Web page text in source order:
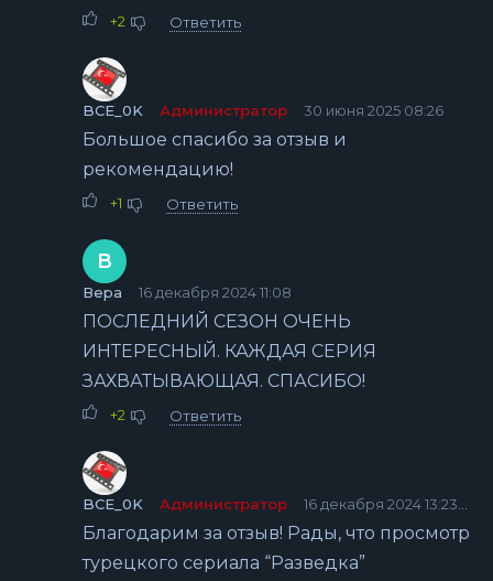
+2 Ответить
BCE_0K Администратор 30 июня 2025 08:26
Большое спасибо за отзыв и
рекомендацию!
+1 Ответить
В
Вера 16 декабря 2024 11:08
ПОСЛЕДНИЙ СЕЗОН ОЧЕНЬ
ИНТЕРЕСНЫЙ. КАЖДАЯ СЕРИЯ
ЗАХВАТЫВАЮЩАЯ. СПАСИБО!
+2 Ответить
BCE_0K Администратор 16 декабря 2024 13:23
Благодарим за отзыв! Рады, что просмотр
турецкого сериала “Разведка”